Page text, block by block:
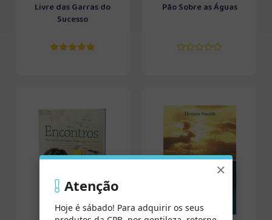
Livre das Garras do
Sucesso
Pão Sobre as Águas
×
Atenção
Hoje é sábado! Para adquirir os seus